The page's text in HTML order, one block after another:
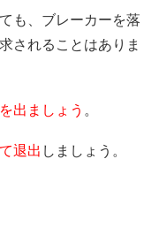
も、ブレーカーを落
されることはありま
出ましょう 。
退出 しましょう。